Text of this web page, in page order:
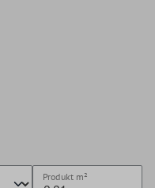
Produkt m²